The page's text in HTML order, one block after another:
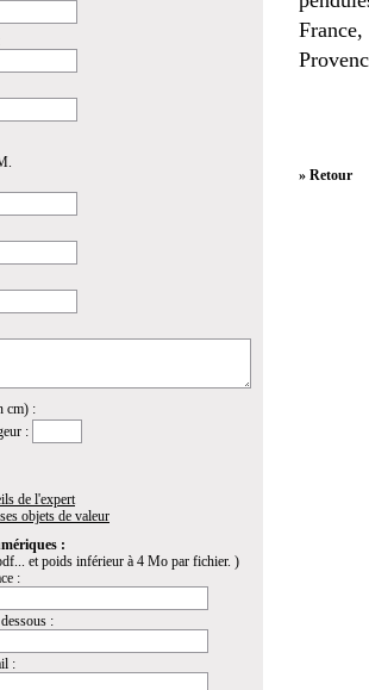
cm) :
:
de l'expert
objets de valeur
:
et poids inférieur à 4 Mo par fichier. )
:
:
:
» Retour